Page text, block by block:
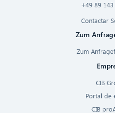
+49 89
Contactar
Zum
Zum
CIB
Portal de
CIB